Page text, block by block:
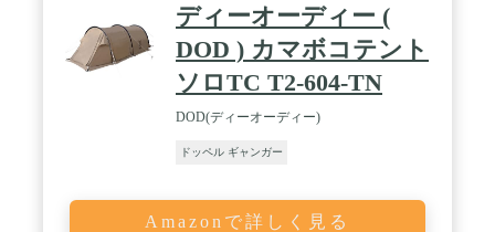
ディーオーディー (
DOD ) カマボコテント
ソロTC T2-604-TN
DOD(ディーオーディー)
ドッペル ギャンガー
Amazonで詳しく見る